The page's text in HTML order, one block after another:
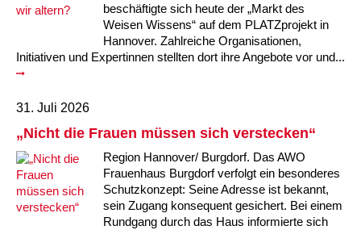
beschäftigte sich heute der „Markt des
Weisen Wissens“ auf dem PLATZprojekt in
Hannover. Zahlreiche Organisationen,
Initiativen und Expertinnen stellten dort ihre Angebote vor und...
31. Juli 2026
„Nicht die Frauen müssen sich verstecken“
Region Hannover/ Burgdorf. Das AWO
Frauenhaus Burgdorf verfolgt ein besonderes
Schutzkonzept: Seine Adresse ist bekannt,
sein Zugang konsequent gesichert. Bei einem
Rundgang durch das Haus informierte sich